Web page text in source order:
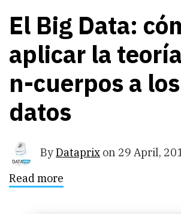
El Big Data:
aplicar la
n-cuerpos a
datos
ByDataprix on 29 April,
Read more